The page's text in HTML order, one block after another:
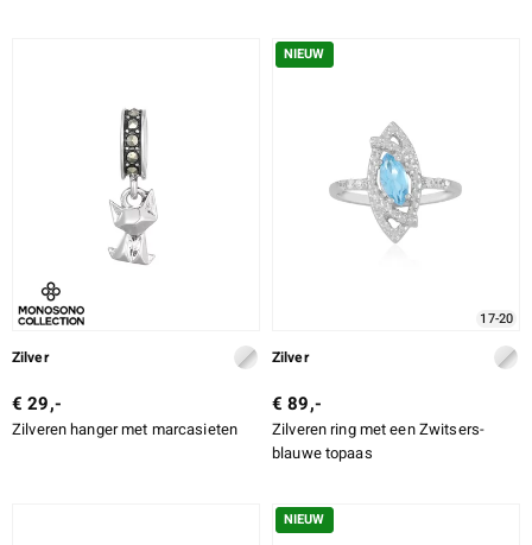
Zilver
€ 29,-
Zilveren hanger met marcasieten
NIEUW
17-20
Zilver
€ 89,-
Zilveren ring met een Zwitsers-
blauwe topaas
NIEUW